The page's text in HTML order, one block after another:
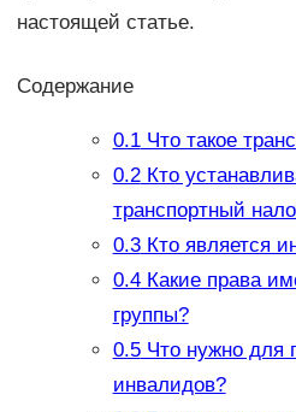
настоящей статье.
Содержание
0.1Что такое
0.2Кто
транспортный
0.3Кто является
0.4Какие права
группы?
0.5Что нужно для
инвалидов?